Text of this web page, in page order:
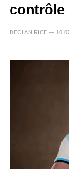
contrôle
DECLAN RICE —